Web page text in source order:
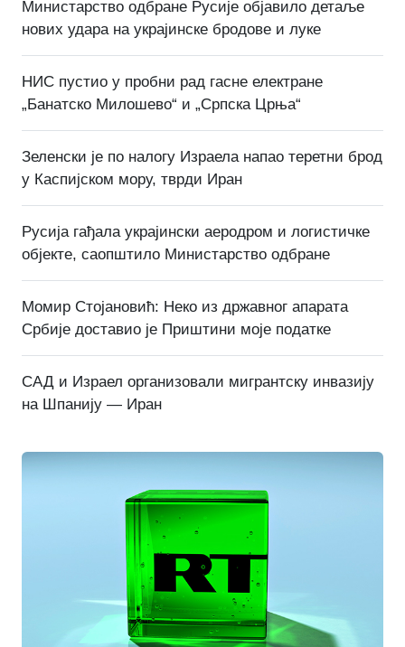
Министарство одбране Русије објавило детаље
нових удара на украјинске бродове и луке
НИС пустио у пробни рад гасне електране
„Банатско Милошево“ и „Српска Црња“
Зеленски је по налогу Израела напао теретни брод
у Каспијском мору, тврди Иран
Русија гађала украјински аеродром и логистичке
објекте, саопштило Министарство одбране
Момир Стојановић: Неко из државног апарата
Србије доставио је Приштини моје податке
САД и Израел организовали мигрантску инвазију
на Шпанију — Иран